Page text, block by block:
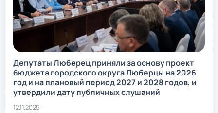
Депутаты Люберец приняли за основу проект
бюджета городского округа Люберцы на 2026
год и на плановый период 2027 и 2028 годов, и
утвердили дату публичных слушаний
12.11.2025